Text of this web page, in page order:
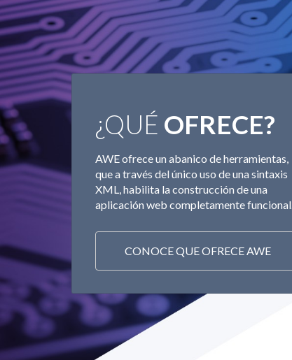
¿QUÉ OFRECE?
AWE ofrece un abanico de herramientas,
que a través del único uso de una sintaxis
XML, habilita la construcción de una
aplicación web completamente funcional.
CONOCE QUE OFRECE AWE